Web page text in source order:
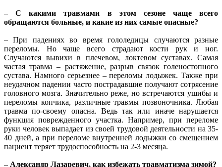
– С какими травмами в этом сезоне чаще всего
обращаются больные, и какие из них самые опасные?
– При падениях во время гололедицы случаются разные
переломы. Но чаще всего страдают кости рук и ног.
Случаются вывихи в плечевом, локтевом суставах. Самая
частая травма – растяжение, разрыв связок голеностопного
сустава. Намного серьезнее – переломы лодыжек. Также при
неудачном падении часто пострадавшие получают сотрясение
головного мозга. Значительно реже, но встречаются ушибы и
переломы копчика, различные травмы позвоночника. Любая
травма по-своему опасна. Ведь так или иначе нарушается
функция поврежденного участка. Например, при переломе
руки человек выпадает из своей трудовой деятельности на 35-
40 дней, а при переломе внутренней лодыжки со смещением
пациент теряет трудоспособность на 2-3 месяца.
– Александр Лазаревич, как избежать травматизма зимой?